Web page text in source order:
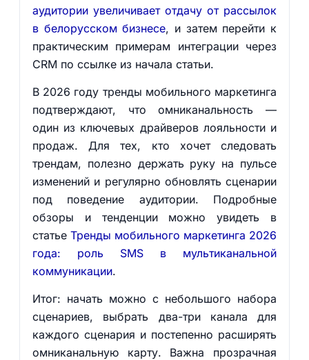
аудитории увеличивает отдачу от рассылок
в белорусском бизнесе, и затем перейти к
практическим примерам интеграции через
CRM по ссылке из начала статьи.
В 2026 году тренды мобильного маркетинга
подтверждают, что омниканальность —
один из ключевых драйверов лояльности и
продаж. Для тех, кто хочет следовать
трендам, полезно держать руку на пульсе
изменений и регулярно обновлять сценарии
под поведение аудитории. Подробные
обзоры и тенденции можно увидеть в
статье Тренды мобильного маркетинга 2026
года: роль SMS в мультиканальной
коммуникации.
Итог: начать можно с небольшого набора
сценариев, выбрать два-три канала для
каждого сценария и постепенно расширять
омниканальную карту. Важна прозрачная